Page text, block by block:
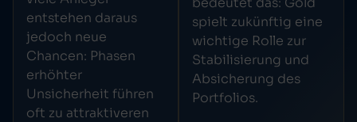
entstehen daraus
jedoch neue
Chancen: Phasen
erhöhter
Unsicherheit führen
oft zu attraktiveren
spielt zukünftig eine
wichtige Rolle zur
Stabilisierung und
Absicherung des
Portfolios.